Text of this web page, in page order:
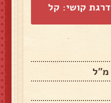
דרגת קושי: קל